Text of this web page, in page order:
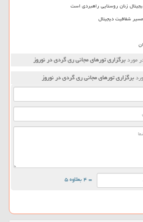
زنان روستایی راهبردی است
شفافیت دیجیتال
موردبرگزاری تورهای مجانی ری گردی در نوروز
برگزاری تورهای مجانی ری گردی در نوروز
= ۴ بعلاوه ۵